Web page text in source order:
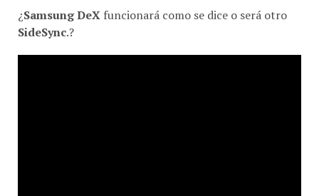
Samsung DeX funcionará como se dice o será otro
SideSync
.?